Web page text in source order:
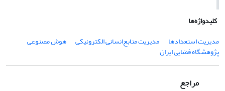
کلیدواژه‌ها
مدیریت استعدادها
مدیریت منابع‌انسانی الکترونیکی هوش مصنوعی
پژوهشگاه فضایی ایران
مراجع